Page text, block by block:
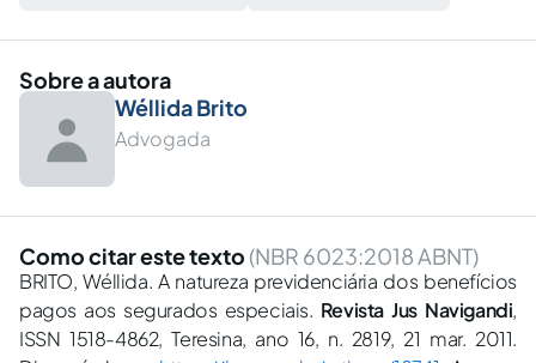
Sobre a autora
Wéllida Brito
Advogada
Como citar este texto (NBR 6023:2018 ABNT)
BRITO, Wéllida. A natureza previdenciária dos benefícios
pagos aos segurados especiais. Revista Jus Navigandi,
ISSN 1518-4862, Teresina, ano 16, n. 2819, 21 mar. 2011.